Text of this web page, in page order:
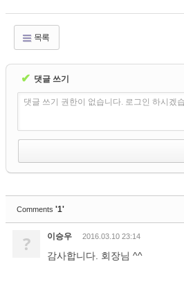
목록
✔ 댓글 쓰기
댓글 쓰기 권한이 없습니다. 로그인 하시겠
Comments '1'
? 이승우 2016.03.10 23:14
감사합니다. 회장님 ^^